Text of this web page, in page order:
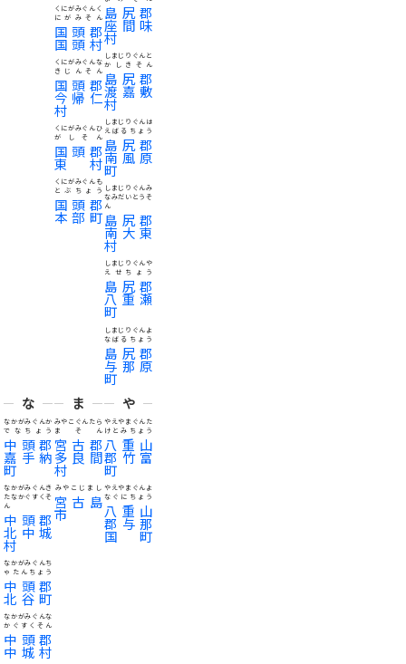
国頭郡
国頭村
くにがみぐんく
にがみそん
国頭郡
今帰仁
村
くにがみぐんな
きじんそん
国頭郡
東村
くにがみぐんひ
がしそん
国頭郡
本部町
くにがみぐんも
とぶちょう
島尻郡
座間味
村
島尻郡
渡嘉敷
村
しまじりぐんと
かしきそん
島尻郡
南風原
町
しまじりぐんは
えばるちょう
島尻郡
南大東
村
しまじりぐんみ
なみだいとうそ
ん
島尻郡
八重瀬
町
しまじりぐんや
えせちょう
島尻郡
与那原
町
しまじりぐんよ
なばるちょう
な
中頭郡
嘉手納
町
なかがみぐんか
でなちょう
中頭郡
北中城
村
なかがみぐんき
たなかぐすくそ
ん
中頭郡
北谷町
なかがみぐんち
ゃたんちょう
中頭郡
中城村
なかがみぐんな
かぐすくそん
ま
宮古郡
多良間
村
みやこぐんたら
まそん
宮古島
市
みやこじまし
や
八重山
郡竹富
町
やえやまぐんた
けとみちょう
八重山
郡与那
国町
やえやまぐんよ
なぐにちょう